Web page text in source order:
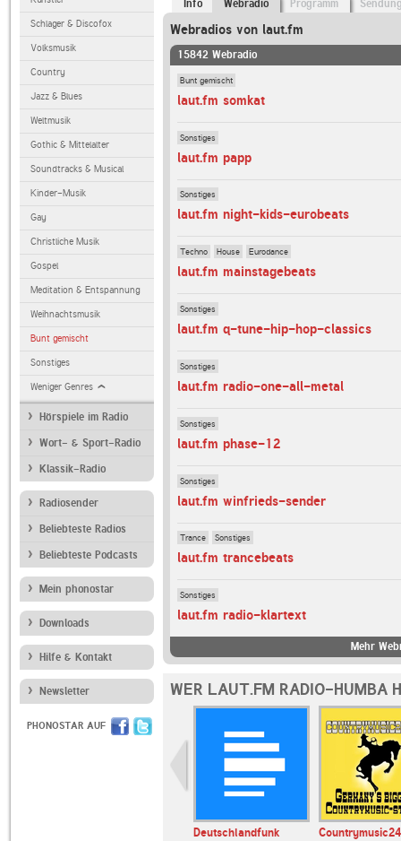
Schlager & Discofox
Volksmusik
Country
Jazz & Blues
Weltmusik
Gothic & Mittelalter
Soundtracks & Musical
Kinder-Musik
Gay
Christliche Musik
Gospel
Meditation & Entspannung
Weihnachtsmusik
Bunt gemischt
Sonstiges
Weniger Genres
Hörspiele im Radio
Wort- & Sport-Radio
Klassik-Radio
Radiosender
Beliebteste Radios
Beliebteste Podcasts
Mein phonostar
Downloads
Hilfe & Kontakt
Newsletter
PHONOSTAR AUF
Info Webradio Programm
Webradios von laut.fm
15842 Webradio
Bunt gemischt
laut.fm somkat
Sonstiges
laut.fm papp
Sonstiges
laut.fm night-kids-eurobeats
Techno House Eurodance
laut.fm mainstagebeats
Sonstiges
laut.fm q-tune-hip-hop-classics
Sonstiges
laut.fm radio-one-all-metal
Sonstiges
laut.fm phase-12
Sonstiges
laut.fm winfrieds-sender
Trance Sonstiges
laut.fm trancebeats
Sonstiges
laut.fm radio-klartext
Mehr
WER LAUT.FM RADIO-HUMBA
Deutschlandfunk Countrymusic24